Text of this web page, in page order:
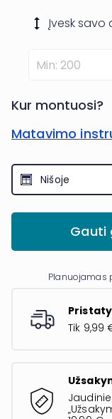
Įvesk savo
Kur montuosi?
Matavimo
Nišoje
Gauti
Planuojamas
Tik 9,99